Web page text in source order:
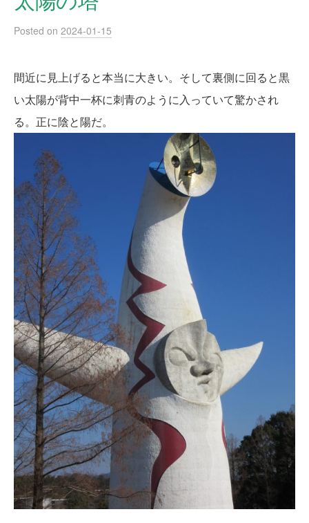
Posted on 2024-01-15
間近に見上げると本当に大きい。そして裏側に回ると黒
い太陽が背中一杯に刺青のように入っていて驚かされ
る。正に陰と陽だ。